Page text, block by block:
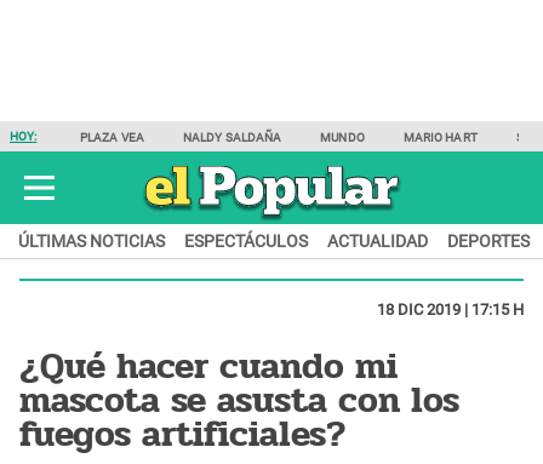
HOY: PLAZA VEA NALDY SALDAÑA MUNDO MARIO HART
ÚLTIMAS NOTICIAS ESPECTÁCULOS ACTUALIDAD DEPORTES
18 DIC 2019 | 17:15 H
¿Qué hacer cuando mi
mascota se asusta con los
fuegos artificiales?